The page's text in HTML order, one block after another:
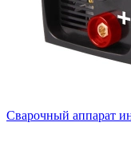
Сварочный аппарат